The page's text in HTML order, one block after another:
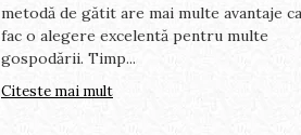
metodă de gătit are mai multe avantaje
fac o alegere excelentă pentru multe
gospodării. Timp...
Citeste mai mult